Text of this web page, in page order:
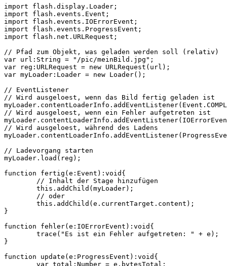
import flash.display.Loader;
import flash.events.Event;
import flash.events.IOErrorEvent;
import flash.events.ProgressEvent;
import flash.net.URLRequest;
// Pfad zum Objekt, was geladen werden soll (relativ)
var url:String = "/pic/meinBild.jpg";
var reg:URLRequest = new URLRequest(url);
var myLoader:Loader = new Loader();
// EventListener
// Wird ausgeloest, wenn das Bild fertig geladen ist
// Wird ausgeloest, wenn ein Fehler aufgetreten ist
// Wird ausgeloest, während des Ladens
// Ladevorgang starten
myLoader.load(reg);
function fertig(e:Event):void{
}
function fehler(e:IOErrorEvent):void{
}
function update(e:ProgressEvent):void{